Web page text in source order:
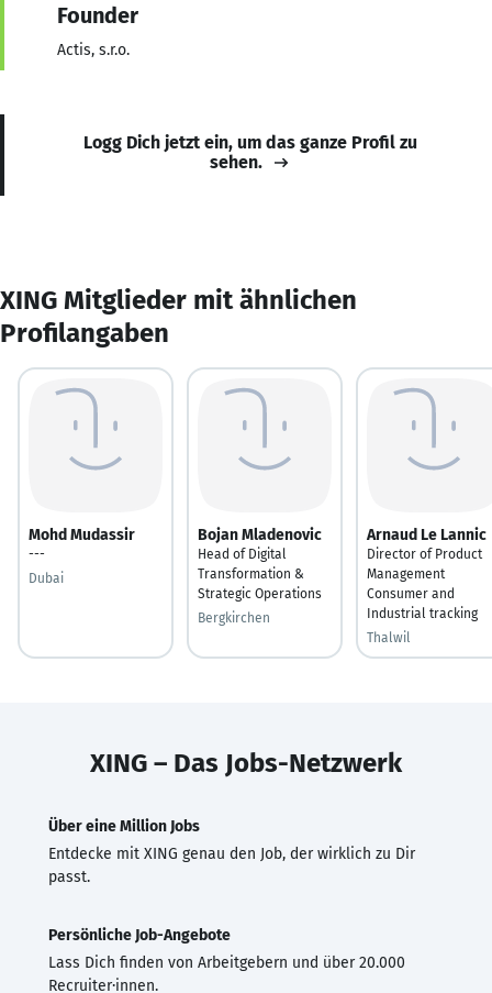
Founder
Actis, s.r.o.
Logg Dich jetzt ein, um das ganze Profil zu
sehen.
XING Mitglieder mit ähnlichen
Profilangaben
Mohd Mudassir
---
Dubai
Bojan Mladenovic
Head of Digital
Transformation &
Strategic Operations
Bergkirchen
Arnaud Le Lannic
Director of Product
Management
Consumer and
Industrial tracking
Thalwil
XING – Das Jobs-Netzwerk
Über eine Million Jobs
Entdecke mit XING genau den Job, der wirklich zu Dir
passt.
Persönliche Job-Angebote
Lass Dich finden von Arbeitgebern und über 20.000
Recruiter·innen.